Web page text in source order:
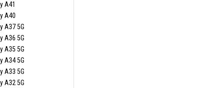
A41
A40
A37 5G
A36 5G
A35 5G
A34 5G
A33 5G
A32 5G